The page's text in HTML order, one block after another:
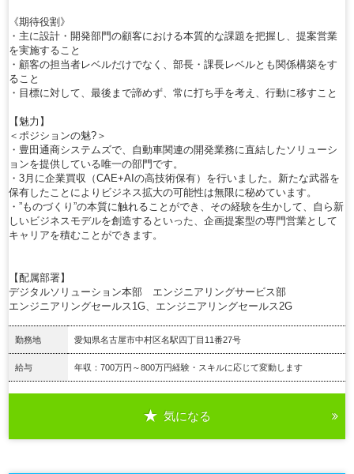
《期待役割》
・主に設計・開発部門の顧客における本質的な課題を把握し、提案営業
を実施すること
・顧客の担当者レベルだけでなく、部長・課長レベルとも関係構築をす
ること
・目標に対して、最後まで諦めず、常に打ち手を考え、行動に移すこと
【魅力】
＜ポジションの魅?＞
・豊田通商システムズで、自動車関連の開発業務に直結したソリューシ
ョンを提供している唯一の部門です。
・3月に企業買収（CAE+AIの高技術保有）を行いました。新たな武器を
保有したことによりビジネス拡大の可能性は無限に秘めています。
・”ものづくり”の本質に触れることができ、その経験を生かして、自ら新
しいビジネスモデルを創造するといった、企画提案型の専門営業として
キャリアを積むことができます。
【配属部署】
デジタルソリューション本部 エンジニアリングサービス部
エンジニアリングセールス1G、エンジニアリングセールス2G
勤務地 愛知県名古屋市中村区名駅四丁目11番27号
給与 年収：700万円～800万円経験・スキルに応じて変動します
気になる